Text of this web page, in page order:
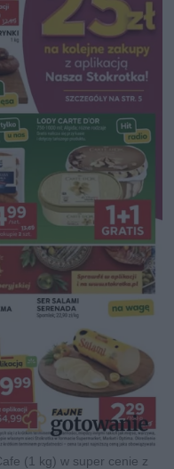
(1 kg) w super cenie z